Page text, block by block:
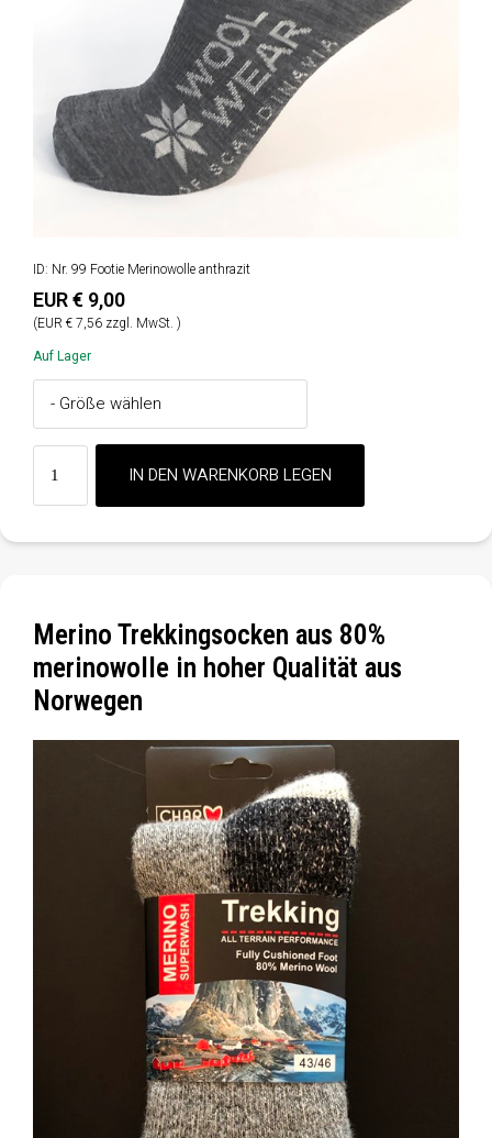
ID: Nr. 99 Footie Merinowolle anthrazit
EUR € 9,00
(EUR € 7,56 zzgl. MwSt. )
Auf Lager
Merino Trekkingsocken aus 80%
merinowolle in hoher Qualität aus
Norwegen